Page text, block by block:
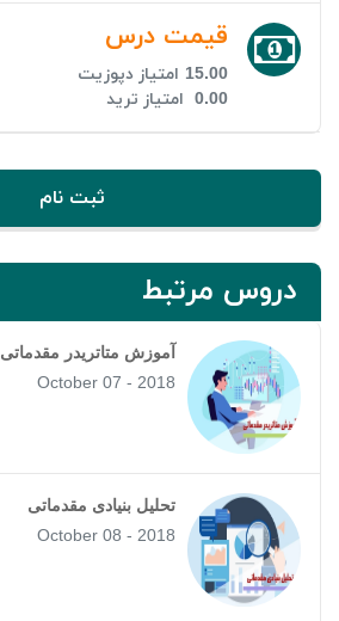
قیمت درس
15.00 امتیاز دپوزیت
0.00 امتیاز ترید
ثبت نام
دروس مرتبط
آموزش متاتریدر مقدماتی
October 07 - 2018
تحلیل بنیادی مقدماتی
October 08 - 2018